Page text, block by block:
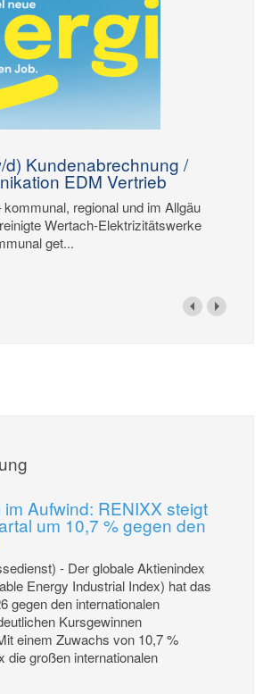
d) Kundenabrechnung /
EDM Vertrieb
regional und im Allgäu
Wertach-Elektrizitätswerke
get...
Aufwind: RENIXX steigt
um 10,7 % gegen den
- Der globale Aktienindex
Energy Industrial Index) hat das
gegen den internationalen
Kursgewinnen
einem Zuwachs von 10,7 %
die großen internationalen